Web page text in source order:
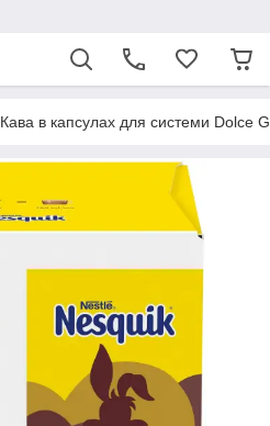
Кава в капсулах для системи Dolce